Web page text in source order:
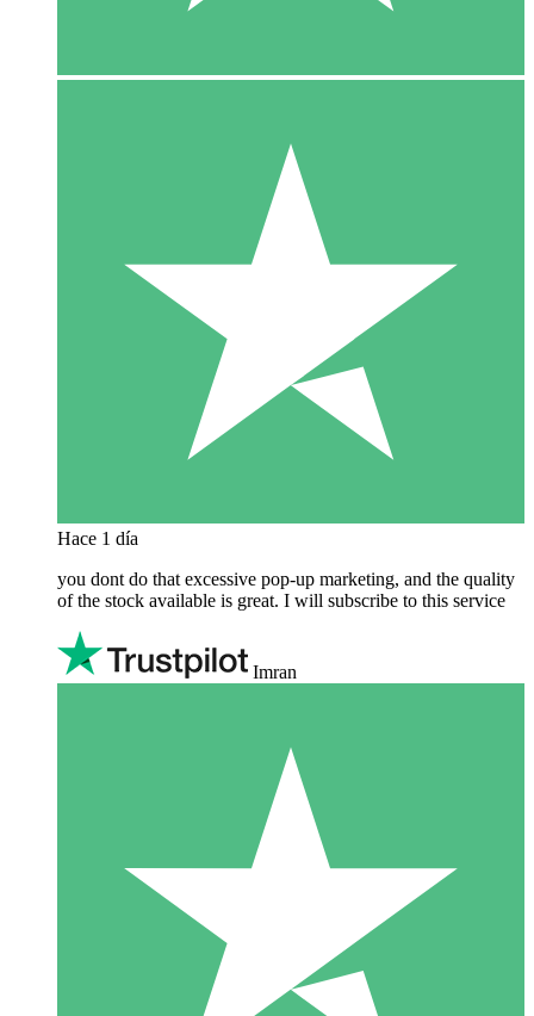
Hace 1 día
you dont do that excessive pop-up marketing, and the quality
of the stock available is great. I will subscribe to this service
Imran